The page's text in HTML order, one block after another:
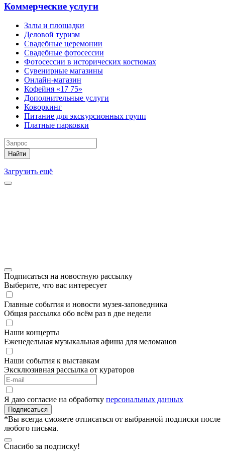
Коммерческие услуги
Залы и площадки
Деловой туризм
Свадебные церемонии
Свадебные фотосессии
Фотосессии в исторических костюмах
Сувенирные магазины
Онлайн-магазин
Кофейня «17 75»
Дополнительные услуги
Коворкинг
Питание для экскурсионных групп
Платные парковки
Найти
Загрузить ещё
Подписаться на новостную рассылку
Выберите, что вас интересует
Главные события и новости музея-заповедника
Общая рассылка обо всём раз в две недели
Наши концерты
Еженедельная музыкальная афиша для меломанов
Наши события к выставкам
Эксклюзивная рассылка от кураторов
Я даю согласие на обработку персональных данных
Подписаться
*Вы всегда сможете отписаться от выбранной подписки после
любого письма.
Спасибо за подписку!